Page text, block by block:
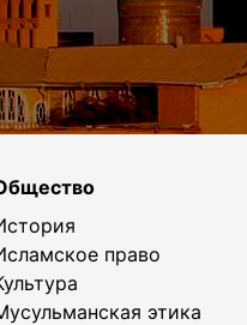
право
этика